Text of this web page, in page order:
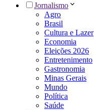
Jornalismo
Agro
Brasil
Cultura e Lazer
Economia
Eleições 2026
Entretenimento
Gastronomia
Minas Gerais
Mundo
Política
Saúde